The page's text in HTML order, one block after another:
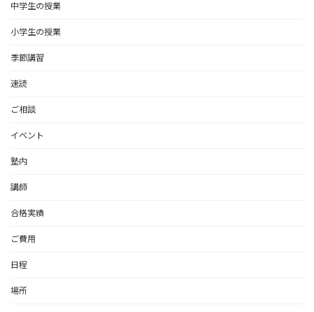
中学生の授業
小学生の授業
季節講習
速読
ご相談
イベント
塾内
講師
合格実績
ご費用
日程
場所